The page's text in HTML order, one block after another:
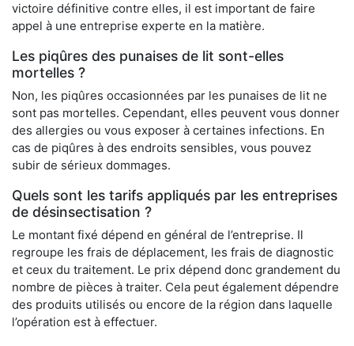
victoire définitive contre elles, il est important de faire
appel à une entreprise experte en la matière.
Les piqûres des punaises de lit sont-elles
mortelles ?
Non, les piqûres occasionnées par les punaises de lit ne
sont pas mortelles. Cependant, elles peuvent vous donner
des allergies ou vous exposer à certaines infections. En
cas de piqûres à des endroits sensibles, vous pouvez
subir de sérieux dommages.
Quels sont les tarifs appliqués par les entreprises
de désinsectisation ?
Le montant fixé dépend en général de l’entreprise. Il
regroupe les frais de déplacement, les frais de diagnostic
et ceux du traitement. Le prix dépend donc grandement du
nombre de pièces à traiter. Cela peut également dépendre
des produits utilisés ou encore de la région dans laquelle
l’opération est à effectuer.